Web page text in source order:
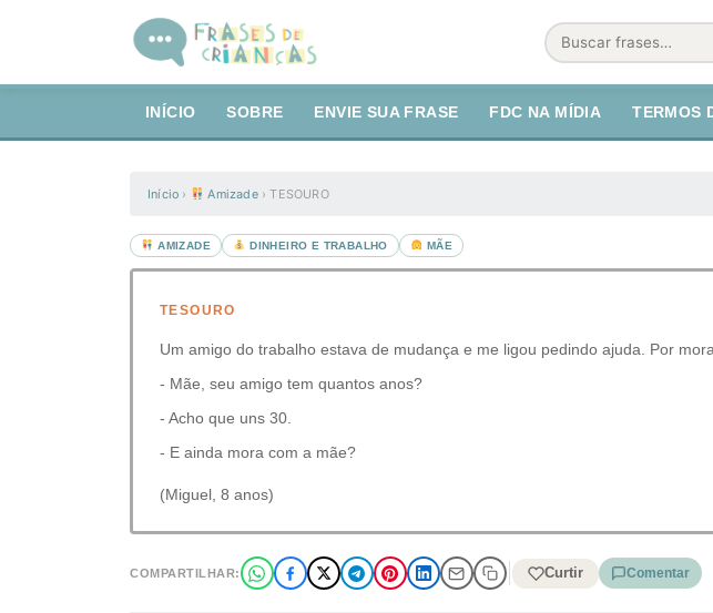
Buscar
INÍCIO SOBRE ENVIE SUA FRASE FDC NA MÍDIA TERMOS
Início › Amizade ›TESOURO
AMIZADE DINHEIRO E TRABALHO MÃE
TESOURO
Um amigo do trabalho estava de mudança e me ligou pedindo ajuda. Por
- Mãe, seu amigo tem quantos anos?
- Acho que uns 30.
- E ainda mora com a mãe?
(Miguel, 8 anos)
COMPARTILHAR: Curtir Comentar